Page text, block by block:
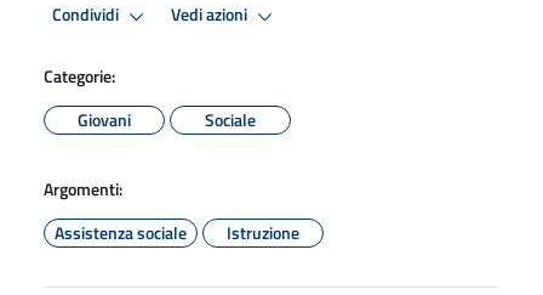
Condividi Vedi azioni
Categorie:
Giovani
Sociale
Argomenti:
Assistenza sociale
Istruzione